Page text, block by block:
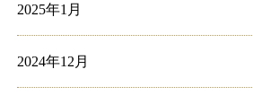
2025年1月
2024年12月